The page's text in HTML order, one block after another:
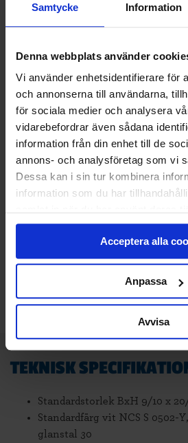
Samtycke Information
Denna webbplats använder
Vi använder enhetsidentifierare för
och annonserna till användarna,
för sociala medier och analysera
vidarebefordrar även sådana
information från din enhet till de
annons- och analysföretag som vi
Dessa kan i sin tur kombinera
information som du har
Acceptera alla
Anpassa
Avvisa
LÄGG TILL
Klickahärför att se
standardmontage.
Pris
Lägg
Beräknad leveranstid 6-8
är
TEKNISK
Standardstorlek BxH 9/10 x 20/
Standardfärg vit NCS S 0502-
glanstal 30